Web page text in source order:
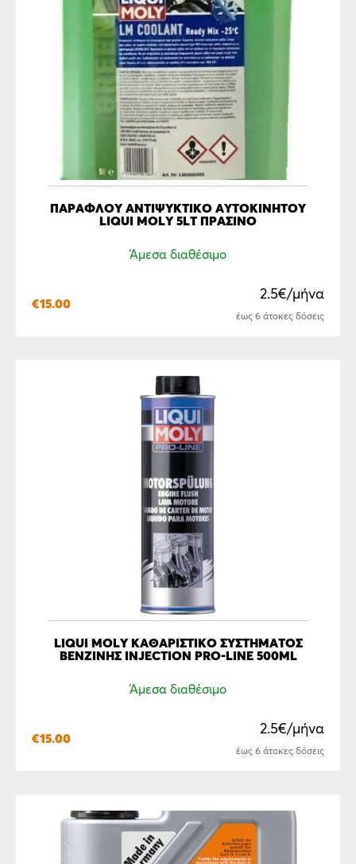
ΠΑΡΑΦΛΟΥ ΑΝΤΙΨΥΚΤΙΚΟ ΑΥΤΟΚΙΝΗΤΟΥ
LIQUI MOLY 5LT ΠΡΑΣΙΝΟ
Άμεσα διαθέσιμο
€15.00
2.5€/μήνα
έως 6 άτοκες δόσεις
LIQUI MOLY ΚΑΘΑΡΙΣΤΙΚΟ ΣΥΣΤΗΜΑΤΟΣ
ΒΕΝΖΙΝΗΣ INJECTION PRO-LINE 500ML
Άμεσα διαθέσιμο
€15.00
2.5€/μήνα
έως 6 άτοκες δόσεις